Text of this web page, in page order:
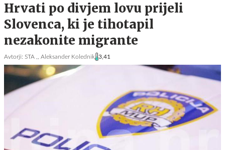
Hrvati po divjem lovu prijeli
Slovenca, ki je tihotapil
nezakonite migrante
Avtorji: STA ,, Aleksander Kolednik 3,41